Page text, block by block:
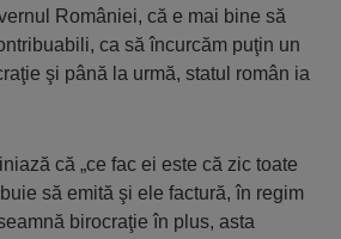
României, că e mai bine să
ca să încurcăm puţin un
şi până la urmă, statul român ia
că „ce fac ei este că zic toate
să emită şi ele factură, în regim
birocraţie în plus, asta